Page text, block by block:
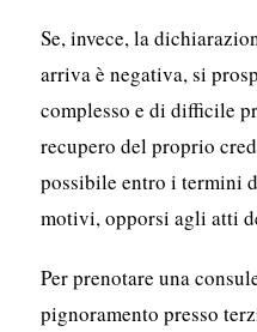
Se, invece, la
arriva è negativa, si
complesso e di difficile
recupero del proprio
possibile entro i termini
motivi, opporsi agli atti
Per prenotare una
pignoramento presso